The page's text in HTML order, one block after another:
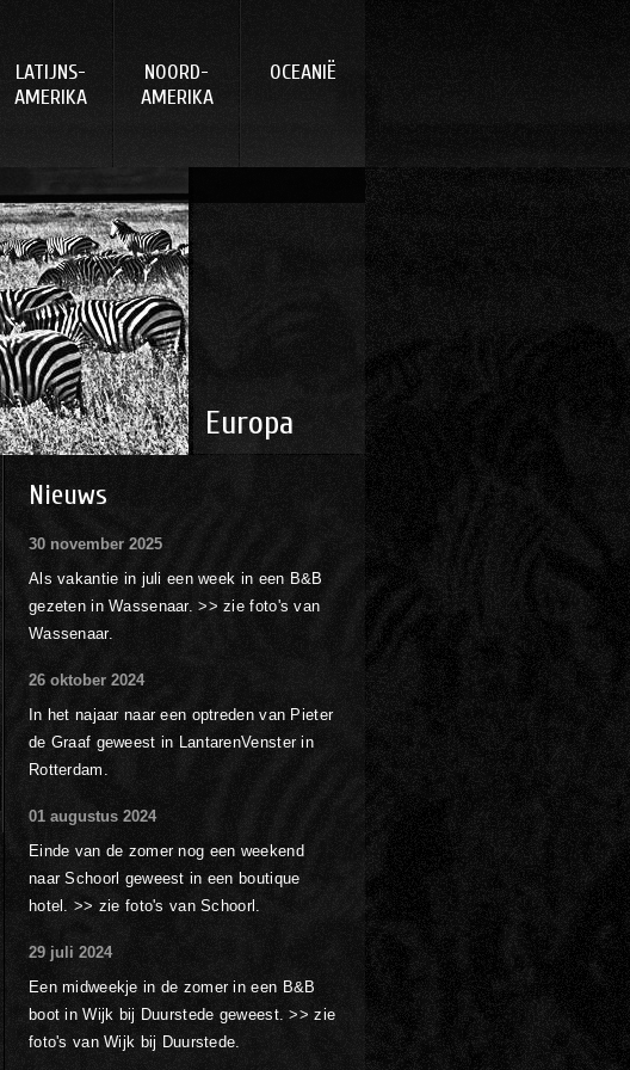
LATIJNS-
AMERIKA
NOORD-
AMERIKA
OCEANIË
12 13 13 14 15 15
Europa
Nieuws
30 november 2025
Als vakantie in juli een week in een B&B
gezeten in Wassenaar. >> zie foto's van
Wassenaar.
26 oktober 2024
In het najaar naar een optreden van Pieter
de Graaf geweest in LantarenVenster in
Rotterdam.
01 augustus 2024
Einde van de zomer nog een weekend
naar Schoorl geweest in een boutique
hotel. >> zie foto's van Schoorl.
29 juli 2024
Een midweekje in de zomer in een B&B
boot in Wijk bij Duurstede geweest. >> zie
foto's van Wijk bij Duurstede.